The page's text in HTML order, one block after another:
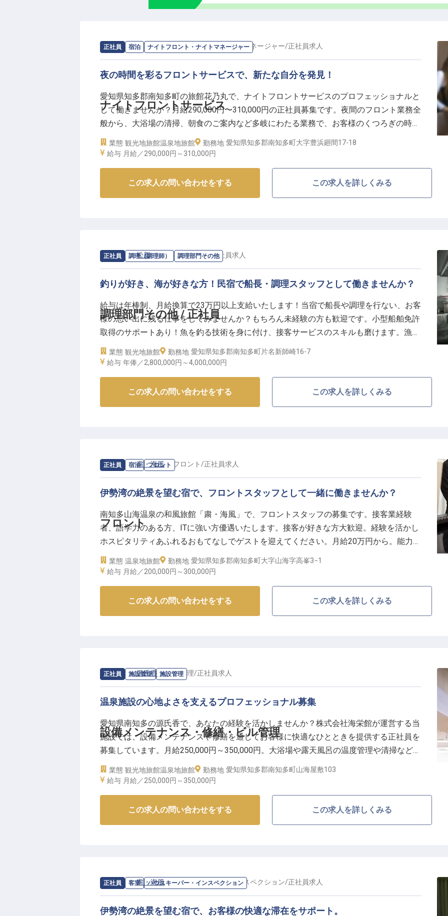
正社員 宿泊 ナイトフロント・ナイトマネージャー
ナイトフロントサービス
求人情報：花乃丸 のナイトフロント・ナイトマネージャー/正社員求人
夜の時間を彩るフロントサービスで、新たな自分を発見！
愛知県知多郡南知多町の旅館花乃丸で、ナイトフロントサービスのプロフェッショナルと
して働きませんか？月給290,000円〜310,000円の正社員募集です。夜間のフロント業務全
般から、大浴場の清掃、朝食のご案内など多岐にわたる業務で、お客様のくつろぎの時間
をサポートします。あなたの笑顔と心配りで、特別なひとときを一緒に提供しましょう。
※2024年10月09日時点の情報です
業態 観光地旅館温泉地旅館 勤務地 愛知県知多郡南知多町大字豊浜廻間17-18
給与 月給／290,000円～ 310,000円
この求人の問い合わせをする この求人を詳しくみる
正社員 調理（調理師） 調理部門その他
調理部門その他 / 正社員
求人情報：松新の調理部門その他/正社員求人
釣りが好き、海が好きな方！民宿で船長・調理スタッフとして働きませんか？
給与は年棒制、月給換算で23万円以上支給いたします！当宿で船長や調理を行ない、お客
様の思い出に残る仕事をしてみませんか？もちろん未経験の方も歓迎です。小型船舶免許
取得のサポートあり！魚を釣る技術を身に付け、接客サービスのスキルも磨けます。漁師
が主人の民宿「松新」は、海釣りや船上BBQも楽しめる宿です。食事は地場の魚介を使用
した活け魚料理・とらふぐ料理など海鮮料理でおもてなしをしています。※この求人は
業態 観光地旅館 勤務地 愛知県知多郡南知多町片名新師崎16-7
給与 年俸／2,800,000円～4,000,000円
この求人の問い合わせをする この求人を詳しくみる
正社員 宿泊 フロント
フロント
求人情報：粛・海風 の フロント /正社員求人
伊勢湾の絶景を望む宿で、フロントスタッフとして一緒に働きませんか？
南知多山海温泉の和風旅館「粛・海風」で、フロントスタッフの募集です。接客業経験
者、語学力のある方、ITに強い方優遇いたします。接客が好きな方大歓迎。経験を活かし
ホスピタリティあふれるおもてなしでゲストを迎えてください。月給20万円から。能力、
成果により30万円以上をご用意しています。年2回の賞与。住宅手当の支給あり。住まい
をお探しの方は紹介も可能です。伊勢湾の絶景を望む宿で、一緒に働きませんか？※2023
業態 温泉地旅館 勤務地 愛知県知多郡南知多町大字山海字高峯3−1
給与 月給／200,000円～ 300,000円
この求人の問い合わせをする この求人を詳しくみる
正社員 施設管理 施設管理
設備メンテナンス・修繕・ビル管理
求人情報：源氏香 の施設管理/正社員求人
温泉施設の心地よさを支えるプロフェッショナル募集
愛知県南知多の源氏香で、あなたの経験を活かしませんか？株式会社海栄館が運営する当
施設では、設備メンテナンスや修繕を通じてお客様に快適なひとときを提供する正社員を
募集しています。月給250,000円～350,000円。大浴場や露天風呂の温度管理や清掃など、
日々の業務を大切に、一緒により良い空間を創り上げましょう。経験者のあなたの力を、
私たちと共に。※2024年10月09日時点の情報です
業態 観光地旅館温泉地旅館 勤務地 愛知県知多郡南知多町山海屋敷103
給与 月給／250,000円～ 350,000円
この求人の問い合わせをする この求人を詳しくみる
正社員 客室 ハウスキーパー・インスペクション
求人情報：粛・海風のハウスキーパー・インスペクション/正社員求人
伊勢湾の絶景を望む宿で、お客様の快適な滞在をサポート。